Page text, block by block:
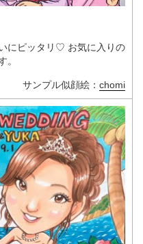
にピッタリ♡ お気に入りの
。
サンプル似顔絵： chomi